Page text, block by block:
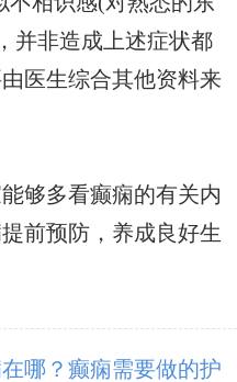
并非造成上述症状都
医生综合其他资料来
够多看癫痫的有关内
前预防，养成良好生
哪？癫痫需要做的护